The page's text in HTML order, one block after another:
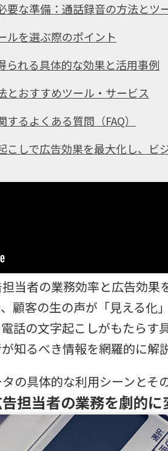
要な準備：通話録音の方法とツ
ルを選ぶ際のポイント
られる具体的な効果と活用事例
とおすすめツール・サービス
るよくある質問（FAQ）
こしで広告効果を最大化し、ビ
当者の業務効率と広告効
顧客の生の声が「見える化」
話の文字起こしがもたら
知るべき情報を網羅的に解
の具体的な利用シーンとそ
担当者の業務を劇的に